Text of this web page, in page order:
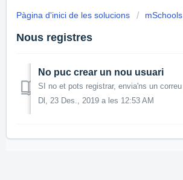
Pàgina d'inici de les solucions mSchools
Nous registres
No puc crear un nou usuari
Dl, 23 Des., 2019 a les 12:53 AM